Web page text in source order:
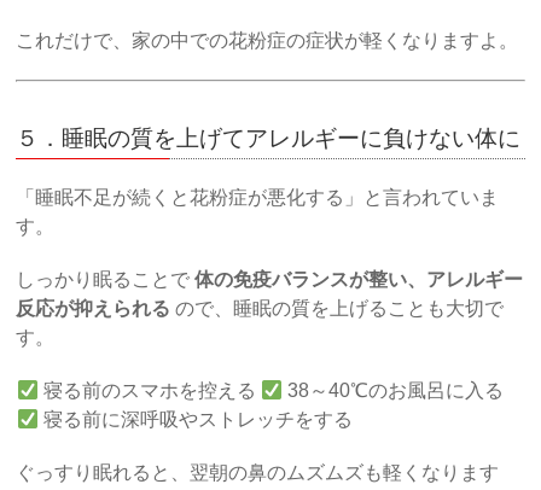
これだけで、家の中での花粉症の症状が軽くなりますよ。
５．睡眠の質を上げてアレルギーに負けない体に
「睡眠不足が続くと花粉症が悪化する」と言われていま
す。
しっかり眠ることで体の免疫バランスが整い、アレルギー
反応が抑えられる ので、睡眠の質を上げることも大切で
す。
寝る前のスマホを控える
38～40℃のお風呂に入る
寝る前に深呼吸やストレッチをする
ぐっすり眠れると、翌朝の鼻のムズムズも軽くなります